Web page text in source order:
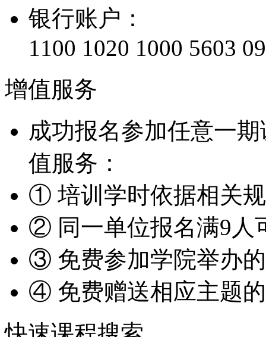
银行账户：
1100 1020 1000 5603
增值服务
成功报名参加任意一
值服务：
① 培训学时依据相关
② 同一单位报名满9人
③ 免费参加学院举办
④ 免费赠送相应主题